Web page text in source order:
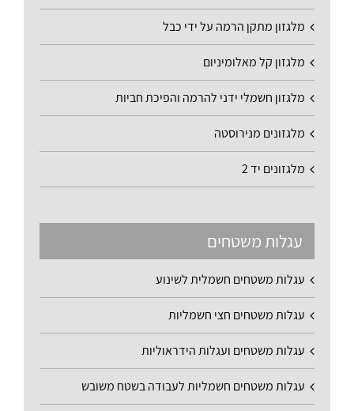
מלגזון מתקן הרמה על ידי כבל
מלגזון קל מאלומיניום
מלגזון חשמלי ידני להרמה והפיכת חביות
מלגזונים מנירוסטה
מלגזונים יד 2
עגלות משטחים
עגלות משטחים חשמלית לשינוע
עגלות משטחים חצי חשמליות
עגלות משטחים ועגלות הידראוליות
עגלות משטחים חשמליות לעבודה בשטח משובש